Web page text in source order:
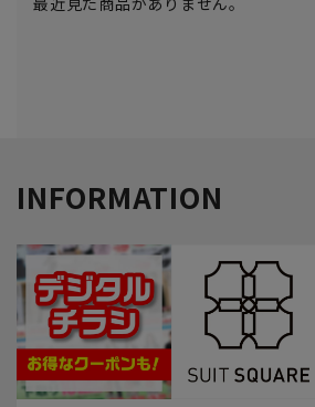
INFORMATION